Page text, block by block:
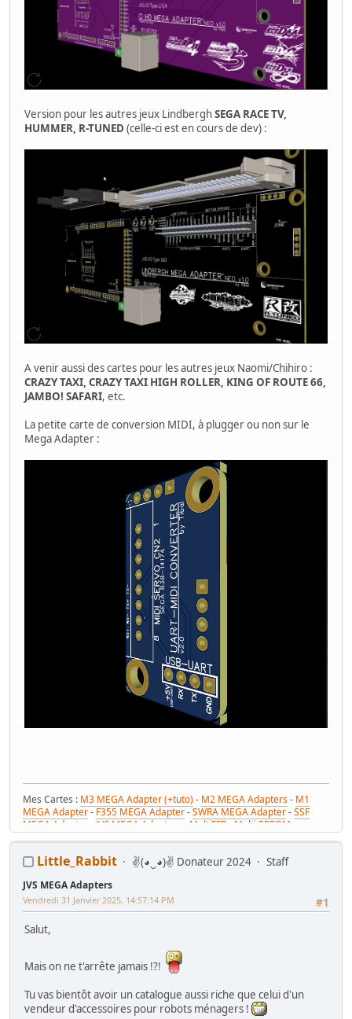
Version pour les autres jeux LindberghSEGA RACE TV,
HUMMER, R-TUNED (celle-ci est en cours de dev) :
A venir aussi des cartes pour les autres jeux Naomi/Chihiro :
CRAZY TAXI, CRAZY TAXI HIGH ROLLER, KING OF ROUTE 66,
JAMBO! SAFARI, etc.
La petite carte de conversion MIDI, à plugger ou non sur le
Mega Adapter :
Mes Cartes : M3 MEGA Adapter (+tuto) - M2 MEGA Adapters- M1
MEGA Adapter- F355 MEGA Adapter-SWRA MEGA Adapter-SSF
MEGA Adapter
JVS MEGA Adapters
MultiFFB : Multi EPROM pour
Driveboard SEGA-M2toM3-Coin Tower Mini-VR Button Panel
RaceCab Multi sur Initial D-Daytona 2 & Sega Rally 2 sur cab Scud
Mes WIP :Fast & Furious Super Bikes
Crisis 4 DX -Pole Position Upright
Little_Rabbit ✌(◕‿◕)✌ Donateur 2024 Staff
JVS MEGA Adapters
#1
Vendredi 31 Janvier 2025, 14:57:14 PM
Salut,
Mais on ne t'arrête jamais !?!
Tu vas bientôt avoir un catalogue aussi riche que celui d'un
vendeur d'accessoires pour robots ménagers !